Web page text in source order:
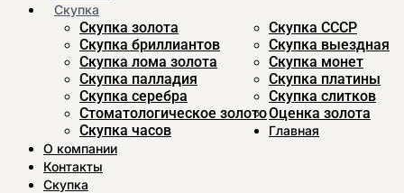
Скупка
Скупка золота
Скупка CCСР
Скупка бриллиантов
Скупка выездная
Скупка лома золота
Скупка монет
Скупка палладия
Скупка платины
Скупка серебра
Скупка слитков
Стоматологическое золотоОценка золота
Скупка часов
Главная
О компании
Контакты
Скупка